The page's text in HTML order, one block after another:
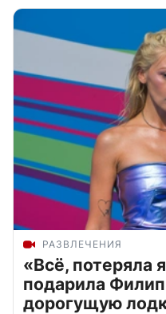
РАЗВЛЕЧЕНИЯ
«Всё, потеряла
подарила
дорогущую